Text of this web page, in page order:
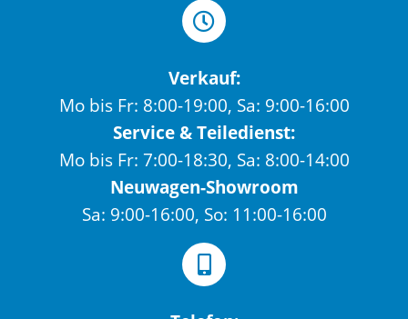
Verkauf:
Mo bis Fr: 8:00-19:00, Sa: 9:00-16:00
Service & Teiledienst:
Mo bis Fr: 7:00-18:30, Sa: 8:00-14:00
Neuwagen-Showroom
Sa: 9:00-16:00, So: 11:00-16:00